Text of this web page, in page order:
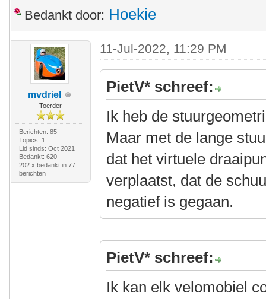
Bedankt door: Hoekie
mvdriel
Toerder
Berichten: 85
Topics: 1
Lid sinds: Oct 2021
Bedankt: 620
202 x bedankt in 77
berichten
11-Jul-2022, 11:29 PM
PietV* schreef:
Ik heb de
Maar met de lange
dat het virtuele
verplaatst, dat de
negatief is gegaan.
PietV* schreef:
Ik kan elk velomobiel